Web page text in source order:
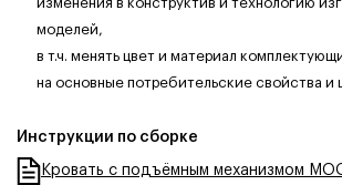
моделей,
в т.ч. менять цвет и материал
на основные потребительские свойства и
Инструкции по сборке
Кровать с подъёмным механизмом